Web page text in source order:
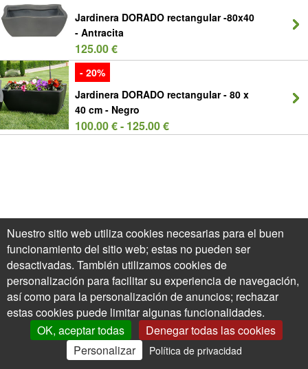
Jardinera DORADO rectangular -80x40
- Antracita
125.00 €
- 20%
Jardinera DORADO rectangular - 80 x
40 cm - Negro
100.00 € - 125.00 €
Mi Cuenta Ofertas Cesta
Nuestro sitio web utiliza cookies necesarias para el buen
funcionamiento del sitio web; estas no pueden ser
desactivadas. También utilizamos cookies de
personalización para facilitar su experiencia de navegación,
así como para la personalización de anuncios; rechazar
estas cookies puede limitar algunas funcionalidades.
OK, aceptar todas
Denegar todas las cookies
Personalizar
Política de privacidad